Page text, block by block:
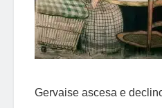
Gervaise ascesa e